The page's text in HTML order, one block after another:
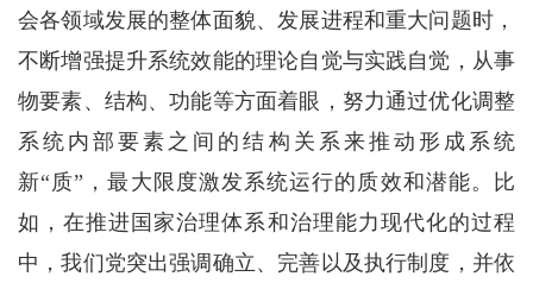
会各领域发展的整体面貌、发展进程和重大问题时，
不断增强提升系统效能的理论自觉与实践自觉，从事
物要素、结构、功能等方面着眼，努力通过优化调整
系统内部要素之间的结构关系来推动形成系统
新“质”，最大限度激发系统运行的质效和潜能。比
如，在推进国家治理体系和治理能力现代化的过程
中，我们党突出强调确立、完善以及执行制度，并依